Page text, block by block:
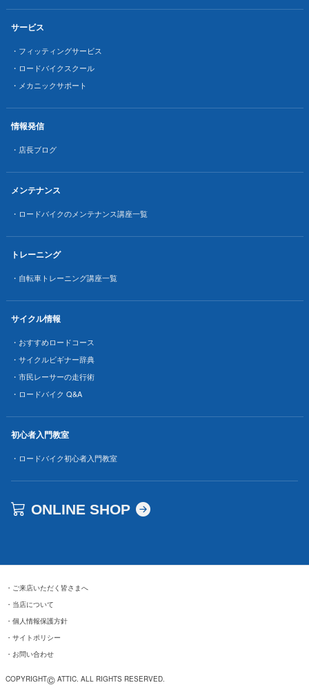
サービス
・フィッティングサービス
・ロードバイクスクール
・メカニックサポート
情報発信
・店長ブログ
メンテナンス
・ロードバイクのメンテナンス講座一覧
トレーニング
・自転車トレーニング講座一覧
サイクル情報
・おすすめロードコース
・サイクルビギナー辞典
・市民レーサーの走行術
・ロードバイク Q&A
初心者入門教室
・ロードバイク初心者入門教室
ONLINE SHOP
・ ご来店いただく皆さまへ
・ 当店について
・ 個人情報保護方針
・ サイトポリシー
・ お問い合わせ
COPYRIGHT© ATTIC. ALL RIGHTS RESERVED.